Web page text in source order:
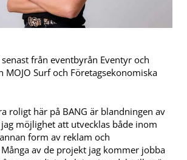
från eventbyrån Eventyr och
MOJO Surf och Företagsekonomiska
roligt här på BANG är blandningen av
möjlighet att utvecklas både inom
form av reklam och
av de projekt jag kommer jobba